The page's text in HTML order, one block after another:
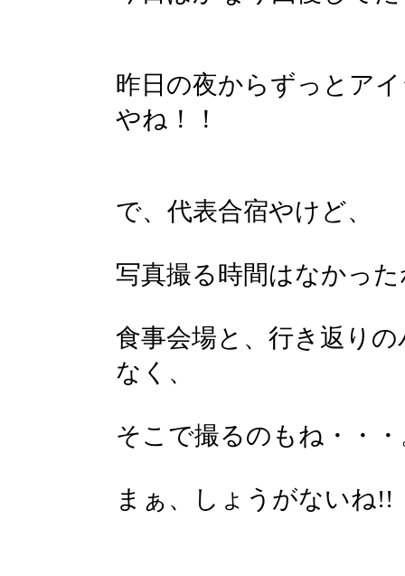
昨日の夜からずっとア
やね！！
で、代表合宿やけど、
写真撮る時間はなかっ
食事会場と、行き返り
なく、
そこで撮るのもね・・
まぁ、しょうがないね!!